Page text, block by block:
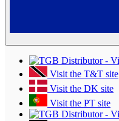
Visit the T&T site
Visit the DK site
Visit the PT site